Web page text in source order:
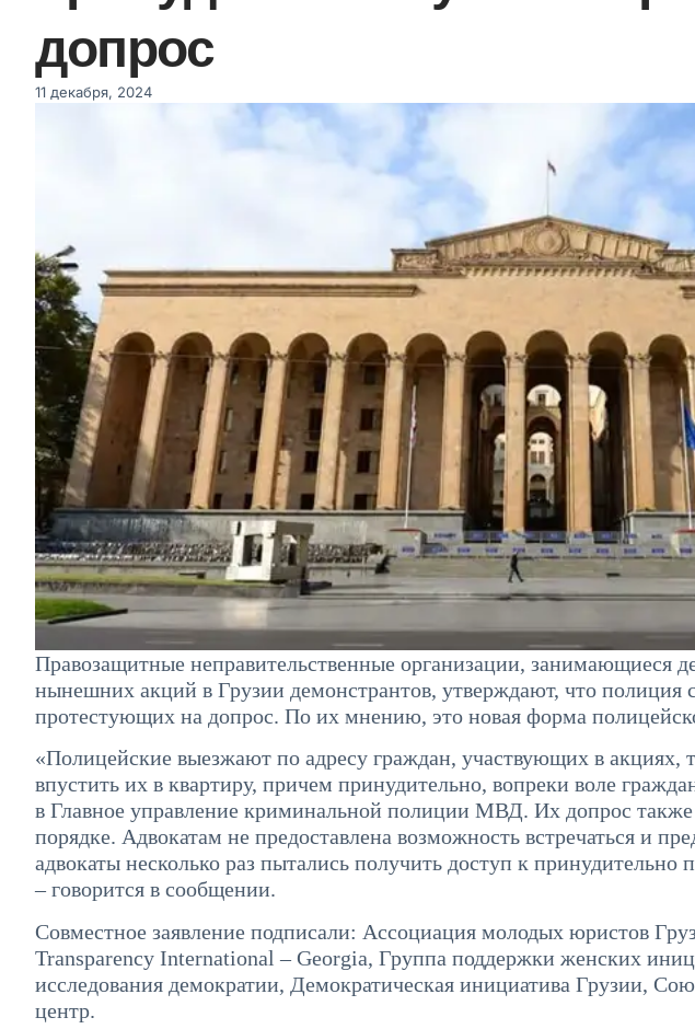
допрос
11 декабря, 2024
Правозащитные неправительственные организации, занимающиеся
нынешних акций в Грузии демонстрантов, утверждают, что полиция
протестующих на допрос. По их мнению, это новая форма
«Полицейские выезжают по адресу граждан, участвующих в акциях,
впустить их в квартиру, причем принудительно, вопреки воле
в Главное управление криминальной полиции МВД. Их допрос также
порядке. Адвокатам не предоставлена возможность встречаться и
адвокаты несколько раз пытались получить доступ к
– говорится в сообщении.
Совместное заявление подписали: Ассоциация молодых юристов
Transparency International – Georgia, Группа поддержки женских
исследования демократии, Демократическая инициатива Грузии,
центр.